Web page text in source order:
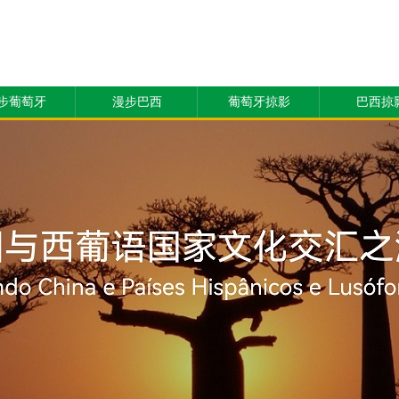
葡萄牙 漫步巴西 葡萄牙掠影 巴西掠